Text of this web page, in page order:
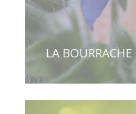
LA BOURRACHE